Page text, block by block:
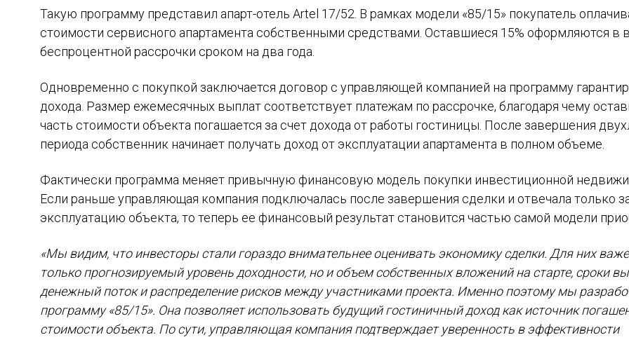
Такую программу представил апарт-отель Artel 17/52. В рамках модели «85/15» покупатель
стоимости сервисного апартамента собственными средствами. Оставшиеся 15% оформляются в
беспроцентной рассрочки сроком на два года.
Одновременно с покупкой заключается договор с управляющей компанией на программу
дохода. Размер ежемесячных выплат соответствует платежам по рассрочке, благодаря чему
часть стоимости объекта погашается за счет дохода от работы гостиницы. После завершения
периода собственник начинает получать доход от эксплуатации апартамента в полном объеме.
Фактически программа меняет привычную финансовую модель покупки инвестиционной
Если раньше управляющая компания подключалась после завершения сделки и отвечала только
эксплуатацию объекта, то теперь ее финансовый результат становится частью самой модели
«Мы видим, что инвесторы стали гораздо внимательнее оценивать экономику сделки. Для них
только прогнозируемый уровень доходности, но и объем собственных вложений на старте, сроки
денежный поток и распределение рисков между участниками проекта. Именно поэтому мы
программу «85/15». Она позволяет использовать будущий гостиничный доход как источник
стоимости объекта. По сути, управляющая компания подтверждает уверенность в эффективности